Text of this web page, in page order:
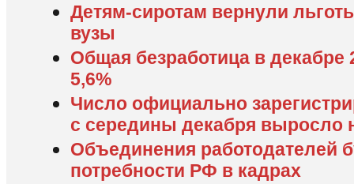
Детям-сиротам вернули
вузы
Общая безработица в декабре
5,6%
Число официально
с середины декабря выросло
Объединения работодателей
потребности РФ в кадрах